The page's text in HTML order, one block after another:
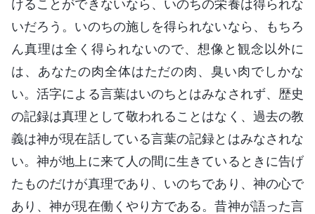
けることができないなら、いのちの栄養は得られな
いだろう。いのちの施しを得られないなら、もちろ
ん真理は全く得られないので、想像と観念以外に
は、あなたの肉全体はただの肉、臭い肉でしかな
い。活字による言葉はいのちとはみなされず、歴史
の記録は真理として敬われることはなく、過去の教
義は神が現在話している言葉の記録とはみなされな
い。神が地上に来て人の間に生きているときに告げ
たものだけが真理であり、いのちであり、神の心で
あり、神が現在働くやり方である。昔神が語った言